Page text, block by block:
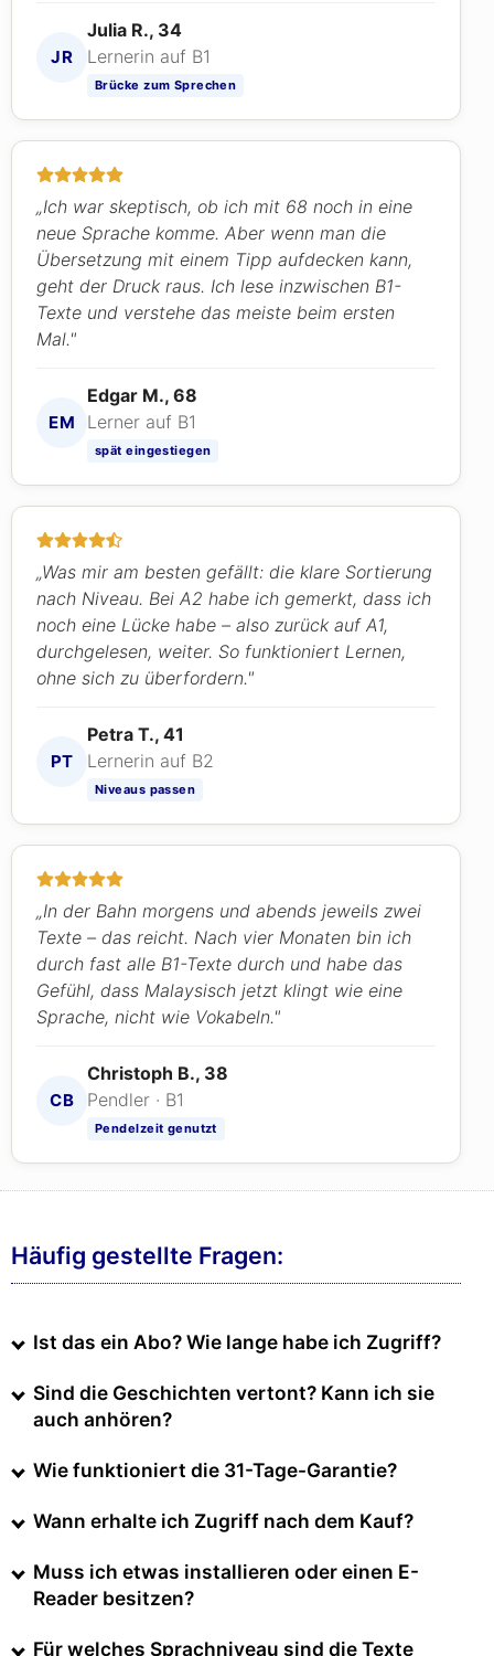
JR
Julia R., 34
Lernerin auf B1
Brücke zum Sprechen
„Ich war skeptisch, ob ich mit 68 noch in eine
neue Sprache komme. Aber wenn man die
Übersetzung mit einem Tipp aufdecken kann,
geht der Druck raus. Ich lese inzwischen B1-
Texte und verstehe das meiste beim ersten
Mal."
EM
Edgar M., 68
Lerner auf B1
spät eingestiegen
„Was mir am besten gefällt: die klare Sortierung
nach Niveau. Bei A2 habe ich gemerkt, dass ich
noch eine Lücke habe – also zurück auf A1,
durchgelesen, weiter. So funktioniert Lernen,
ohne sich zu überfordern."
PT
Petra T., 41
Lernerin auf B2
Niveaus passen
„In der Bahn morgens und abends jeweils zwei
Texte – das reicht. Nach vier Monaten bin ich
durch fast alle B1-Texte durch und habe das
Gefühl, dass Malaysisch jetzt klingt wie eine
Sprache, nicht wie Vokabeln."
CB
Christoph B., 38
Pendler · B1
Pendelzeit genutzt
Häufig gestellte Fragen:
Ist das ein Abo? Wie lange habe ich Zugriff?
Sind die Geschichten vertont? Kann ich sie
auch anhören?
Wie funktioniert die 31-Tage-Garantie?
Wann erhalte ich Zugriff nach dem Kauf?
Muss ich etwas installieren oder einen E-
Reader besitzen?
Für welches Sprachniveau sind die Texte